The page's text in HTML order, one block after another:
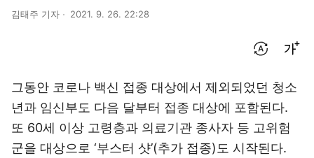
김태주 기자 2021. 9. 26. 22:28
그동안 코로나 백신 접종 대상에서 제외되었던 청소
년과 임신부도 다음 달부터 접종 대상에 포함된다.
또 60세 이상 고령층과 의료기관 종사자 등 고위험
군을 대상으로 ‘부스터 샷’(추가 접종)도 시작된다.